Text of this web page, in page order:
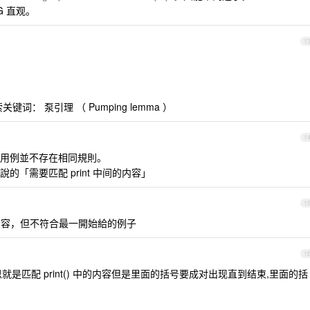
观。
13
键词： 泵引理 （ Pumping lemma ）
14
例並不存在相同規則。
的「需要匹配 print 中间的内容」
15
，但不符合最一開始給的例子
16
是匹配 print() 中的内容但是里面的括号要成对出现直到结束,里面的括